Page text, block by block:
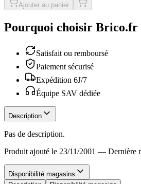
Ajouter au panier
Pourquoi choisir Brico.fr
Satisfait ou remboursé
Paiement sécurisé
Expédition 6J/7
Équipe SAV dédiée
Description
Pas de description.
Produit ajouté le 23/11/2001 — Dernière
Disponibilité magasins